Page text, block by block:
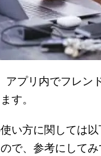
アプリ内でフレン
す。
い方に関しては
で、参考にしてみ